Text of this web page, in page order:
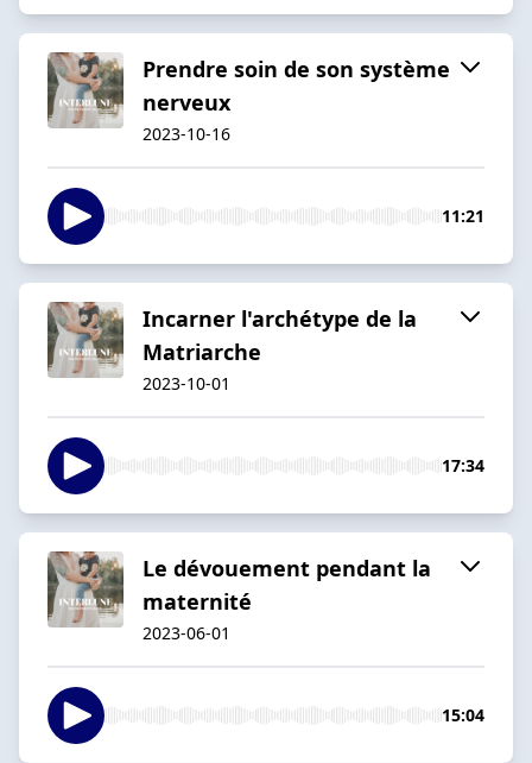
Prendre soin de son système
nerveux
2023-10-16
11:21
Incarner l'archétype de la
Matriarche
2023-10-01
17:34
Le dévouement pendant la
maternité
2023-06-01
15:04